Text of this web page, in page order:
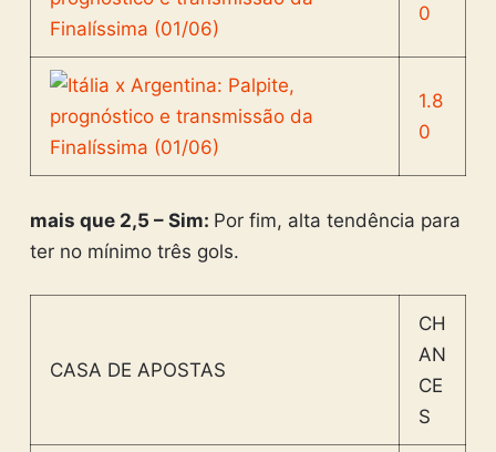
0
1.8
0
mais que 2,5 – Sim: Por fim, alta tendência para
ter no mínimo três gols.
CASA DE APOSTAS
CH
AN
CE
S